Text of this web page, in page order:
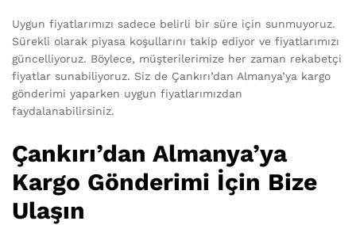
Uygun fiyatlarımızı sadece belirli bir süre için sunmuyoruz.
Sürekli olarak piyasa koşullarını takip ediyor ve fiyatlarımızı
güncelliyoruz. Böylece, müşterilerimize her zaman rekabetçi
fiyatlar sunabiliyoruz. Siz de Çankırı’dan Almanya’ya kargo
gönderimi yaparken uygun fiyatlarımızdan
faydalanabilirsiniz.
Çankırı’dan Almanya’ya
Kargo Gönderimi İçin Bize
Ulaşın